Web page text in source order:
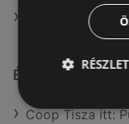
A(z) G'Roby
Érdeklődésre
Coop Tisza itt: